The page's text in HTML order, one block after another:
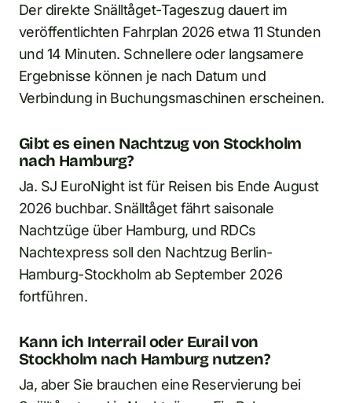
Der direkte Snälltåget-Tageszug dauert im
veröffentlichten Fahrplan 2026 etwa 11 Stunden
und 14 Minuten. Schnellere oder langsamere
Ergebnisse können je nach Datum und
Verbindung in Buchungsmaschinen erscheinen.
Gibt es einen Nachtzug von Stockholm
nach Hamburg?
Ja. SJ EuroNight ist für Reisen bis Ende August
2026 buchbar. Snälltåget fährt saisonale
Nachtzüge über Hamburg, und RDCs
Nachtexpress soll den Nachtzug Berlin-
Hamburg-Stockholm ab September 2026
fortführen.
Kann ich Interrail oder Eurail von
Stockholm nach Hamburg nutzen?
Ja, aber Sie brauchen eine Reservierung bei